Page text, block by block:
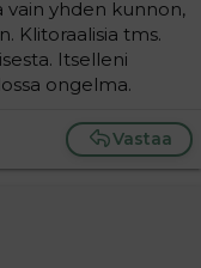
vain yhden kunnon,
Klitoraalisia tms.
Itselleni
ongelma.
Vastaa